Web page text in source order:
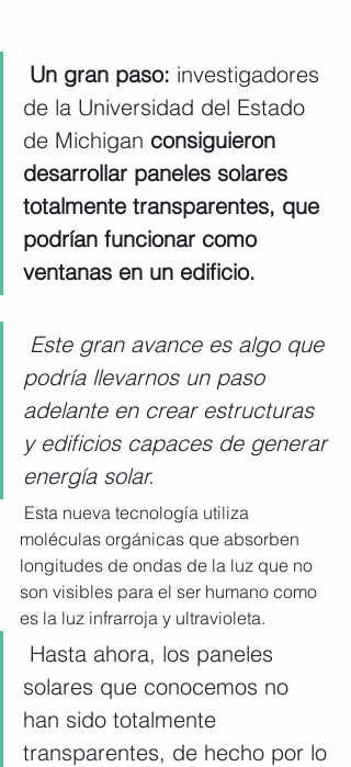
Un gran paso: investigadores
de la Universidad del Estado
de Michigan consiguieron
desarrollar paneles solares
totalmente transparentes, que
podrían funcionar como
ventanas en un edificio.
Este gran avance es algo que
podría llevarnos un paso
adelante en crear estructuras
y edificios capaces de generar
energía solar.
moléculas orgánicas que absorben
longitudes de ondas de la luz que no
son visibles para el ser humano como
es la luz infrarroja y ultravioleta.
solares que conocemos no
han sido totalmente
transparentes, de hecho por lo